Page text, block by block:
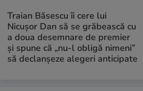
Traian Băsescu îi cere lui
Nicușor Dan să se grăbească cu
a doua desemnare de premier
și spune că „nu-l obligă nimeni”
să declanșeze alegeri anticipate